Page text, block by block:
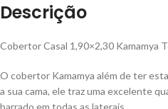
Descrição
Cobertor Casal 1,90×2,30 Kamamya
O cobertor Kamamya além de ter
a sua cama, ele traz uma excelente